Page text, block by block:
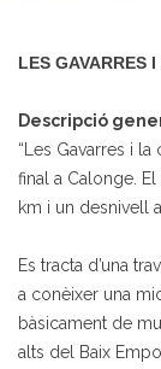
LES GAVARRES
Descripció
“Les Gavarres i la
final a Calonge.
km i un desnivell
Es tracta d’una
a conèixer una
bàsicament de
alts del Baix